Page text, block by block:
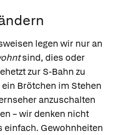
legen wir nur an
sind, dies oder
zur S-Bahn zu
Brötchen im Stehen
anzuschalten
– wir denken nicht
einfach. Gewohnheiten